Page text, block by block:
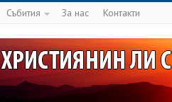
Събития За нас Контакти